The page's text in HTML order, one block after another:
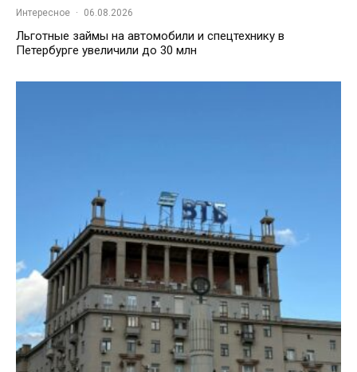
Интересное · 06.08.2026
Льготные займы на автомобили и спецтехнику в
Петербурге увеличили до 30 млн